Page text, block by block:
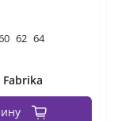
62 64
Fabrika